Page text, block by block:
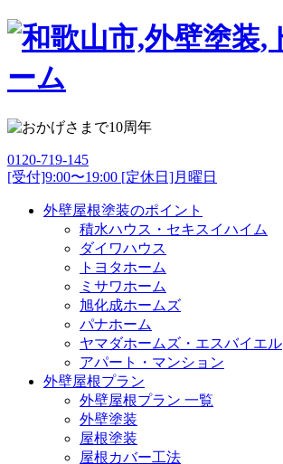
0120-719-145
[受付]9:00〜19:00 [定休日]月曜日
外壁屋根塗装のポイント
積水ハウス・セキスイハイム
ダイワハウス
トヨタホーム
ミサワホーム
旭化成ホームズ
パナホーム
ヤマダホームズ・エスバイエル
アパート・マンション
外壁屋根プラン
外壁屋根プラン 一覧
外壁塗装
屋根塗装
屋根カバー工法